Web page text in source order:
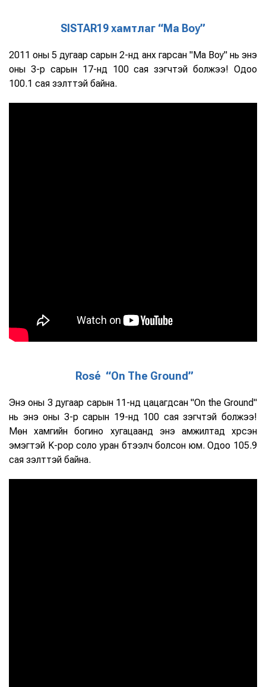
SISTAR19 хамтлаг “Ma Boy”
2011 оны 5 дугаар сарын 2-нд анх гарсан "Ma Boy" нь энэ
оны 3-р сарын 17-нд 100 сая үзэгчтэй болжээ! Одоо
100.1 сая үзэлттэй байна.
Rosé “On The Ground”
Энэ оны 3 дугаар сарын 11-нд цацагдсан "On the Ground"
нь энэ оны 3-р сарын 19-нд 100 сая үзэгчтэй болжээ!
Мөн хамгийн богино хугацаанд энэ амжилтад хүрсэн
эмэгтэй K-pop соло уран бүтээлч болсон юм. Одоо 105.9
сая үзэлттэй байна.